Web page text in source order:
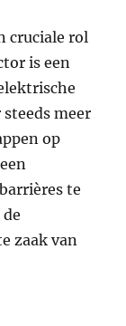
cruciale rol
is een
meer
op
te
zaak van